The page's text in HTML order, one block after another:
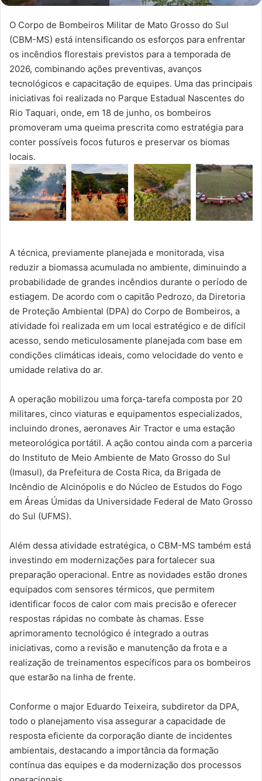
O Corpo de Bombeiros Militar de Mato Grosso do Sul
(CBM-MS) está intensificando os esforços para enfrentar
os incêndios florestais previstos para a temporada de
2026, combinando ações preventivas, avanços
tecnológicos e capacitação de equipes. Uma das principais
iniciativas foi realizada no Parque Estadual Nascentes do
Rio Taquari, onde, em 18 de junho, os bombeiros
promoveram uma queima prescrita como estratégia para
conter possíveis focos futuros e preservar os biomas
locais.
A técnica, previamente planejada e monitorada, visa
reduzir a biomassa acumulada no ambiente, diminuindo a
probabilidade de grandes incêndios durante o período de
estiagem. De acordo com o capitão Pedrozo, da Diretoria
de Proteção Ambiental (DPA) do Corpo de Bombeiros, a
atividade foi realizada em um local estratégico e de difícil
acesso, sendo meticulosamente planejada com base em
condições climáticas ideais, como velocidade do vento e
umidade relativa do ar.
A operação mobilizou uma força-tarefa composta por 20
militares, cinco viaturas e equipamentos especializados,
incluindo drones, aeronaves Air Tractor e uma estação
meteorológica portátil. A ação contou ainda com a parceria
do Instituto de Meio Ambiente de Mato Grosso do Sul
(Imasul), da Prefeitura de Costa Rica, da Brigada de
Incêndio de Alcinópolis e do Núcleo de Estudos do Fogo
em Áreas Úmidas da Universidade Federal de Mato Grosso
do Sul (UFMS).
Além dessa atividade estratégica, o CBM-MS também está
investindo em modernizações para fortalecer sua
preparação operacional. Entre as novidades estão drones
equipados com sensores térmicos, que permitem
identificar focos de calor com mais precisão e oferecer
respostas rápidas no combate às chamas. Esse
aprimoramento tecnológico é integrado a outras
iniciativas, como a revisão e manutenção da frota e a
realização de treinamentos específicos para os bombeiros
que estarão na linha de frente.
Conforme o major Eduardo Teixeira, subdiretor da DPA,
todo o planejamento visa assegurar a capacidade de
resposta eficiente da corporação diante de incidentes
ambientais, destacando a importância da formação
contínua das equipes e da modernização dos processos